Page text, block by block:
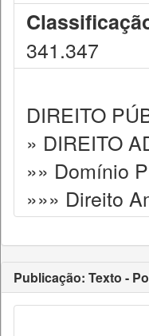
341.347
DIREITO
» DIREITO
»» Domínio
»»» Direito
Publicação: Texto -